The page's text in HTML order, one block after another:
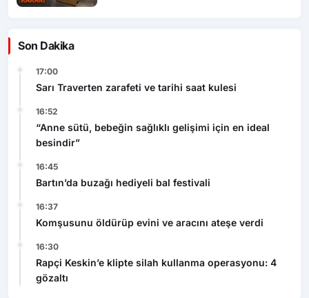
Son Dakika
17:00
Sarı Traverten zarafeti ve tarihi saat kulesi
16:52
“Anne sütü, bebeğin sağlıklı gelişimi için en ideal
besindir”
16:45
Bartın’da buzağı hediyeli bal festivali
16:37
Komşusunu öldürüp evini ve aracını ateşe verdi
16:30
Rapçi Keskin’e klipte silah kullanma operasyonu: 4
gözaltı